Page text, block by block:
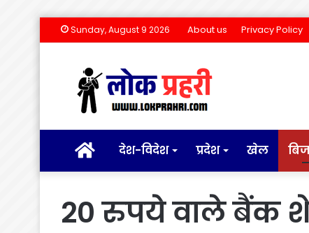
Sunday, August 9 2026 About us Privacy Policy
होम देश-विदेश प्रदेश खेल
20 रुपये वाले बैंक